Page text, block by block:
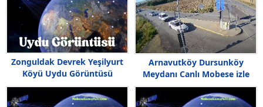
Zonguldak Devrek Yeşilyurt
Köyü Uydu Görüntüsü
Arnavutköy Dursunköy
Meydanı Canlı Mobese izle